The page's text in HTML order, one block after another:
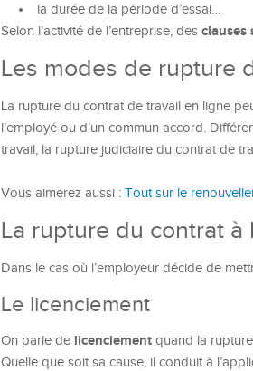
la durée de la période d’essai…
Selon l’activité de l’entreprise, des clauses
Les modes de rupture
La rupture du contrat de travail en ligne
l’employé ou d’un commun accord.
travail, la rupture judiciaire du contrat de
Vous aimerez aussi : Tout sur le
La rupture du contrat à
Dans le cas où l’employeur décide de
Le licenciement
On parle de licenciement quand la
Quelle que soit sa cause, il conduit à